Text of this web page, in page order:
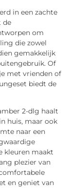
in een zachte
de
om
die zowel
gemakkelijk
Of
met vrienden of
biedt de
2-dlg haalt
huis, maar ook
naar een
kleuren maakt
plezier van
en geniet van